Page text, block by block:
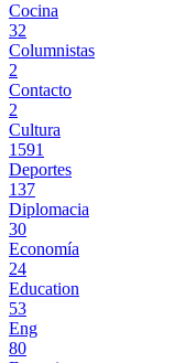
Cocina
32
Columnistas
2
Contacto
2
Cultura
1591
Deportes
137
Diplomacia
30
Economía
24
Education
53
Eng
80